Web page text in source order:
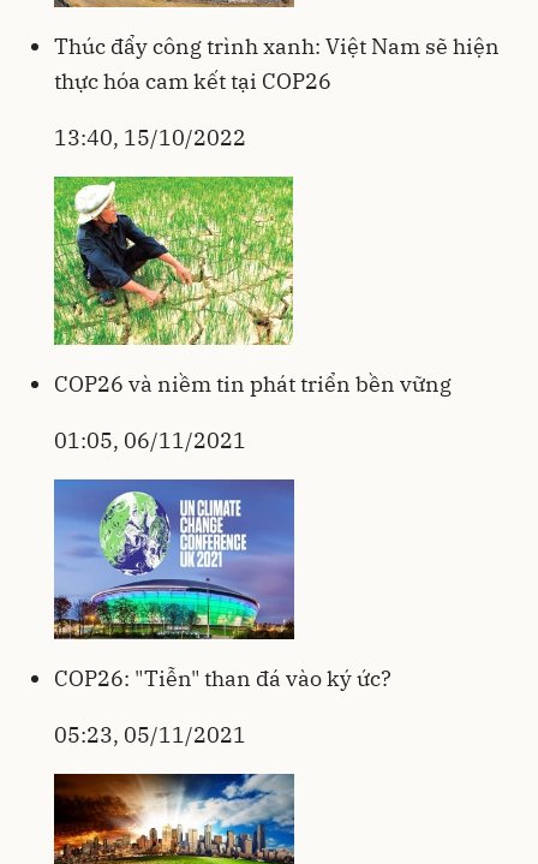
Thúc đẩy công trình xanh: Việt Nam sẽ hiện
thực hóa cam kết tại COP26
13:40, 15/10/2022
COP26 và niềm tin phát triển bền vững
01:05, 06/11/2021
COP26: "Tiễn" than đá vào ký ức?
05:23, 05/11/2021